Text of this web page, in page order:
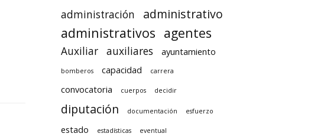
administración administrativo
administrativos agentes
Auxiliar auxiliares ayuntamiento
bomberos capacidad carrera
convocatoria cuerpos decidir
diputación documentación esfuerzo
estado estadísticas eventual